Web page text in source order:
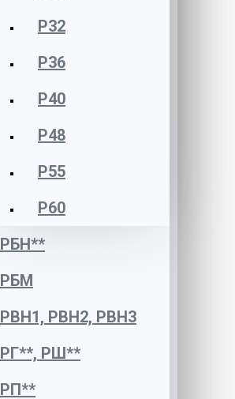
Р32
Р36
Р40
Р48
Р55
Р60
РБН**
РБМ
РВН1, РВН2, РВН3
РГ**, РШ**
РП**